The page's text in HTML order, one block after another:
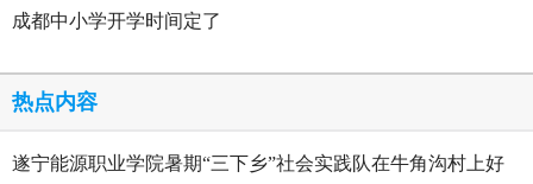
成都中小学开学时间定了
热点内容
遂宁能源职业学院暑期“三下乡”社会实践队在牛角沟村上好